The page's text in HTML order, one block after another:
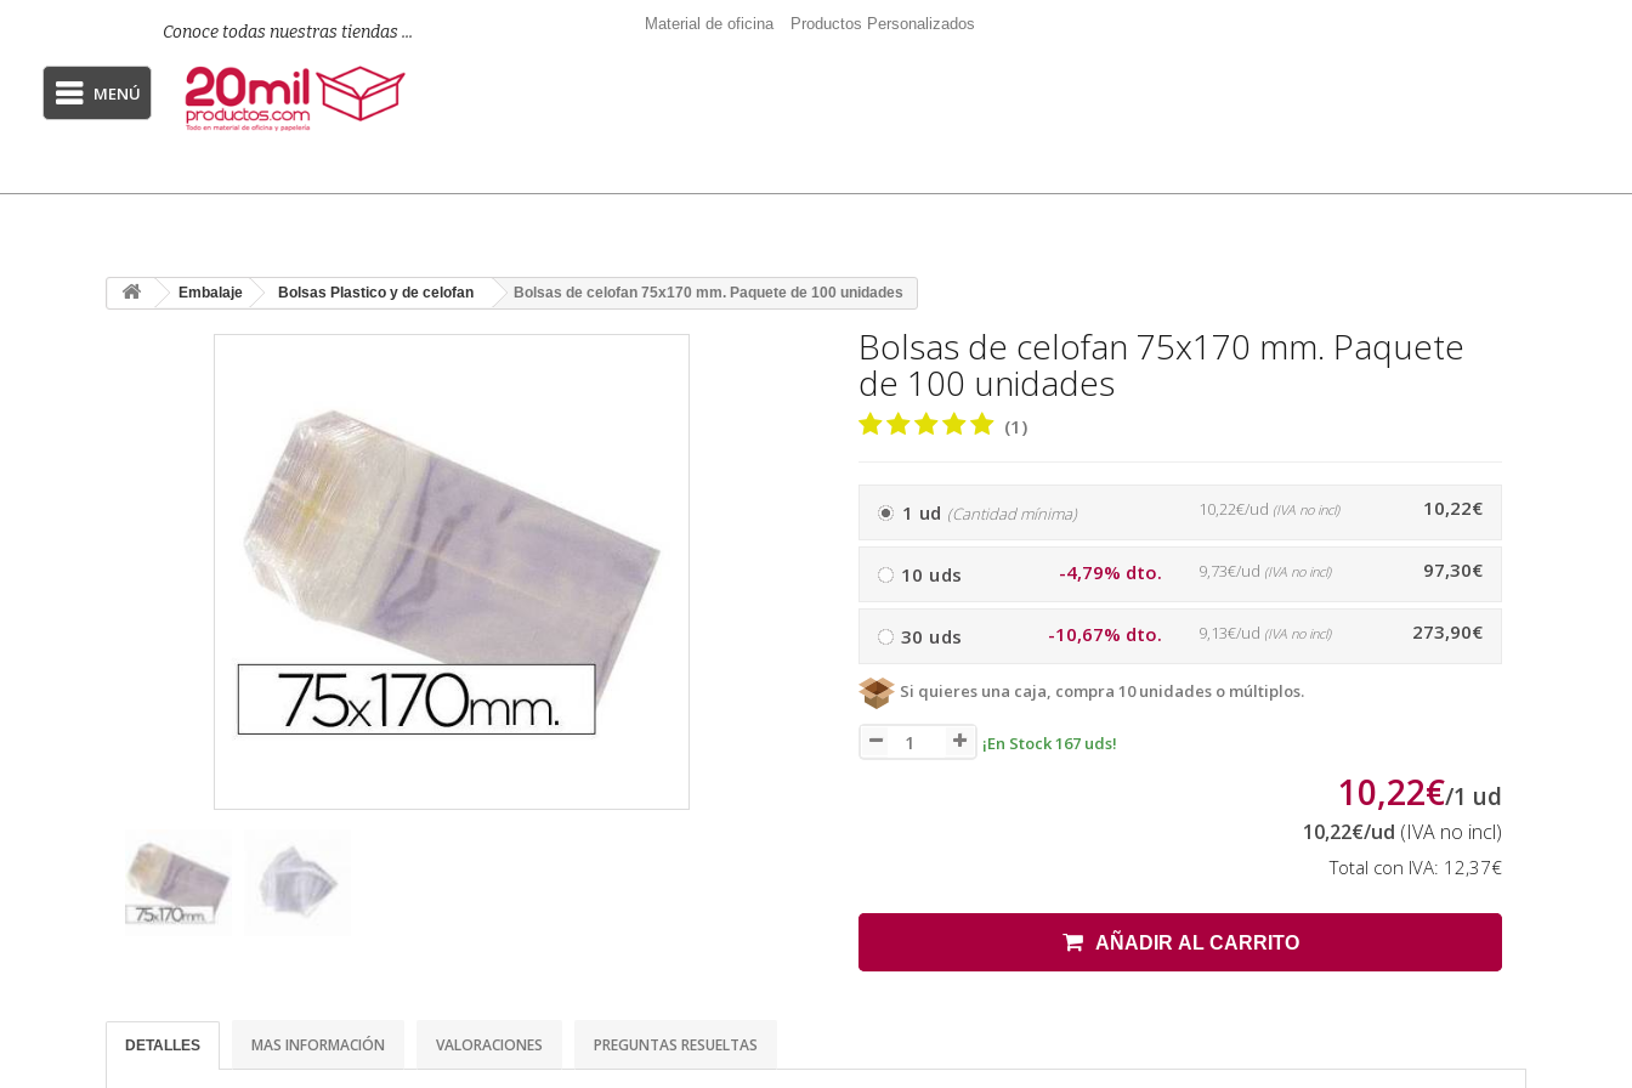
Conoce todas nuestras tiendas ... Material de oficina Productos Personalizados
MENÚ
Embalaje Bolsas Plastico y de celofan Bolsas de celofan 75x170 mm. Paquete de 100 unidades
Bolsas de celofan 75x170 mm. Paquete
de 100 unidades
(1)
1 ud (Cantidad mínima) 10,22€
10,22€/ud (IVA no incl)
10 uds -4,79% dto. 97,30€
9,73€/ud (IVA no incl)
30 uds -10,67% dto. 273,90€
9,13€/ud (IVA no incl)
Si quieres una caja, compra 10 unidades o múltiplos.
¡En Stock 167 uds!
10,22€/1 ud
10,22€/ud (IVA no incl)
Total con IVA: 12,37€
AÑADIR AL CARRITO
DETALLES MAS INFORMACIÓN VALORACIONES PREGUNTAS RESUELTAS